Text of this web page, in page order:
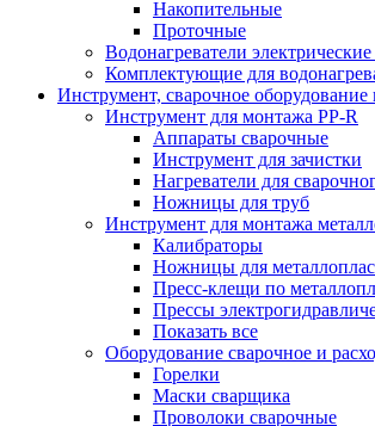
Накопительные
Проточные
Водонагреватели
Комплектующие для
Инструмент, сварочное
Инструмент для монтажа PP-R
Аппараты сварочные
Инструмент для зачистки
Нагреватели для
Ножницы для труб
Инструмент для монтажа
Калибраторы
Ножницы для
Пресс-клещи по
Прессы
Показать все
Оборудование сварочное и
Горелки
Маски сварщика
Проволоки сварочные